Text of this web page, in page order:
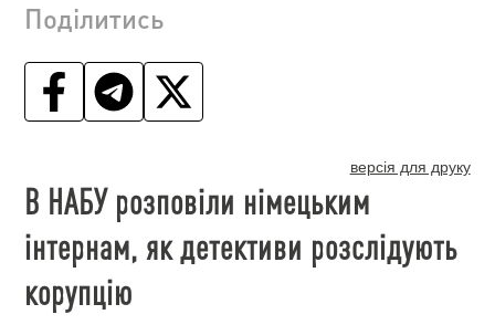
Поділитись
версія для друку
В НАБУ розповіли німецьким
інтернам, як детективи розслідують
корупцію